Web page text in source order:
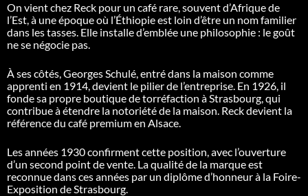
On vient chez Reck pour un café rare, souvent d’Afrique de
l’Est, à une époque où l’Éthiopie est loin d’être un nom familier
dans les tasses. Elle installe d’emblée une philosophie : le goût
ne se négocie pas.
À ses côtés, Georges Schulé, entré dans la maison comme
apprenti en 1914, devient le pilier de l’entreprise. En 1926, il
fonde sa propre boutique de torréfaction à Strasbourg, qui
contribue à étendre la notoriété de la maison. Reck devient la
référence du café premium en Alsace.
Les années 1930 confirment cette position, avec l’ouverture
d’un second point de vente. La qualité de la marque est
reconnue dans ces années par un diplôme d’honneur à la Foire-
Exposition de Strasbourg.